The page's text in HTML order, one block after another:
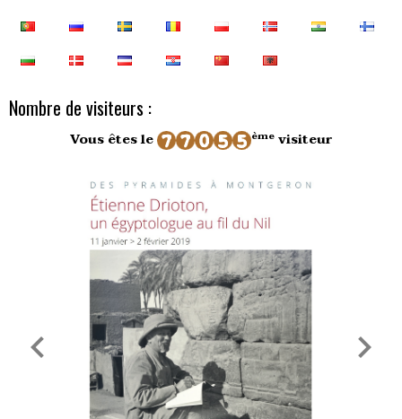
Nombre de visiteurs :
Vous êtes le èmevisiteur